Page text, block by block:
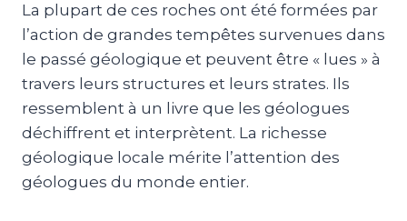
La plupart de ces roches ont été formées par
l’action de grandes tempêtes survenues dans
le passé géologique et peuvent être « lues » à
travers leurs structures et leurs strates. Ils
ressemblent à un livre que les géologues
déchiffrent et interprètent. La richesse
géologique locale mérite l’attention des
géologues du monde entier.